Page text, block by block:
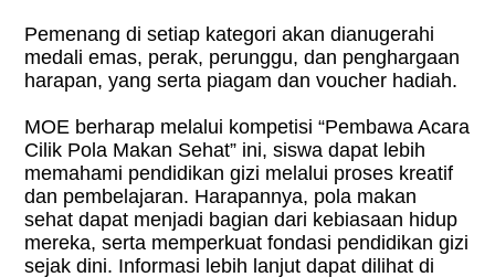
Pemenang di setiap kategori akan dianugerahi
medali emas, perak, perunggu, dan penghargaan
harapan, yang serta piagam dan voucher hadiah.
MOE berharap melalui kompetisi “Pembawa Acara
Cilik Pola Makan Sehat” ini, siswa dapat lebih
memahami pendidikan gizi melalui proses kreatif
dan pembelajaran. Harapannya, pola makan
sehat dapat menjadi bagian dari kebiasaan hidup
mereka, serta memperkuat fondasi pendidikan gizi
sejak dini. Informasi lebih lanjut dapat dilihat di